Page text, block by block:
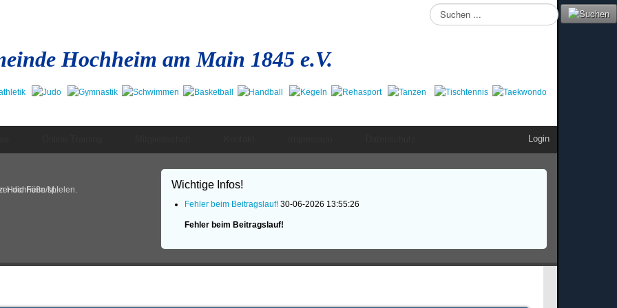
Suchen
...
Hochheim am Main 1845 e.V.
Login
Hochheim/M.!
die Füße spielen.
Wichtige Infos!
Fehler beim Beitragslauf! 30-06-2026 13:55:26
Fehler beim Beitragslauf!